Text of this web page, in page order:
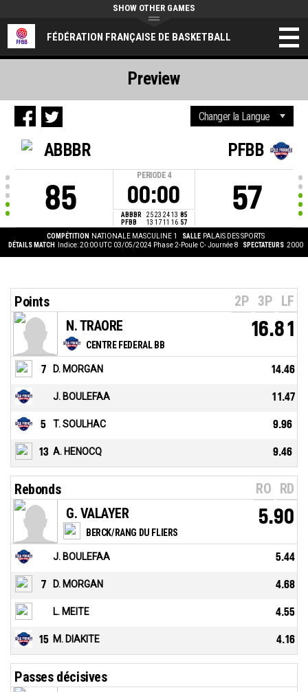
FÉDÉRATION FRANÇAISE DE BASKETBALL
SHOW OTHER GAMES
ABBBR
85
PERIODE 4
00:00
ABBBR 25 23 24 13 85
PFBB
13 17 11 16 57
PFBB
57
COMPÉTITION NATIONALE MASCULINE 1 SALLE PALAIS DES SPORTS
DÉTAILS MATCH
Indice: 20:00 UTC 03/05/2024 Phase 2-Poule C- Journée 8 SPECTATEURS 2000
Preview
Points 2P 3P LF
CENTRE FEDERAL BB
N. TRAORE 16.81
7 D. MORGAN 14.46
J. BOULEFAA 11.47
5 T. SOULHAC 9.96
13 A. HENOCQ 9.46
Rebonds RO RD
BERCK/RANG DU FLIERS
G. VALAYER 5.90
J. BOULEFAA 5.44
7 D. MORGAN 4.68
L. MEITE 4.55
15 M. DIAKITE 4.16
Passes décisives